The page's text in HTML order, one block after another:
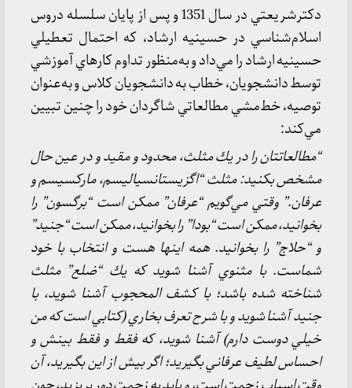
دكترشريعتي در سال 1351 و پس از پايان سلسله دروس
اسلام‌شناسي در حسينيه ارشاد، كه احتمال تعطيلي
حسينيه ارشاد را مي‌داد و به‌منظور تداوم كارهاي آموزشي
توسط دانشجويان، خطاب به دانشجويان كلاس و به‌‌عنوان
توصيه، خط‌مشي مطالعاتي شاگردان خود را چنين تبيين
مي‌كند:
“مطالعاتتان را در يك مثلث، محدود و مقيد و در عين حال
مشخص بكنيد: مثلث “اگزيستانسياليسم، ماركسيسم و
عرفان.” وقتي مي‌گويم “عرفان” ممكن است “برگسون” را
بخوانيد، ممكن است “بودا” را بخوانيد، ممكن است “جنيد”
و “حلاج” را بخوانيد. همه اينها هست و انتخاب با خود
شماست. با مثنوي آشنا شويد كه يك “ضلع” مثلث
شناخته شده باشد؛ با كشف المحجوب آشنا شويد، با
جنيد آشنا شويد و با شرح تعرف بخاري (كتابي است كه من
خيلي دوست دارم) آشنا شويد، كه فقط و فقط بينش و
احساس لطيف عرفاني بگيريد؛ اگر بيش از اين بگيريد، آن